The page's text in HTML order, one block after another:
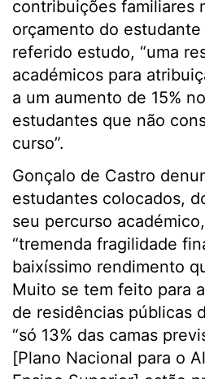
contribuições familiares
orçamento do
referido estudo, “uma
académicos para
a um aumento de 15%
estudantes que não
curso”.
Gonçalo de Castro
estudantes colocados,
seu percurso
“tremenda fragilidade
baixíssimo rendimento
Muito se tem feito para
de residências públicas
“só 13% das camas
[Plano Nacional para o